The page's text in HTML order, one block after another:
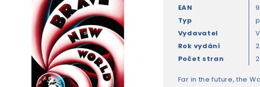
EAN
Typ
Vydavatel
Rok vydání
Počet stran
Far in the future, the